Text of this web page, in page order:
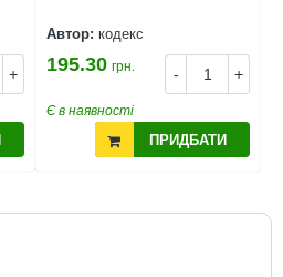
+
Автор: кодекс
- +
195.30 грн.
Є в наявності
ПРИДБАТИ